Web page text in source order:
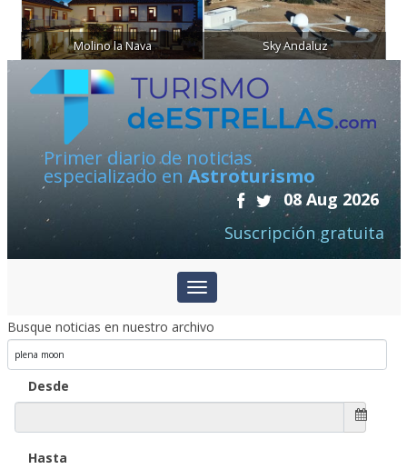
Molino la Nava Sky Andaluz
Primer diario de noticias
especializado en Astroturismo
08 Aug 2026
Suscripción gratuita
Busque noticias en nuestro archivo
Desde
Hasta